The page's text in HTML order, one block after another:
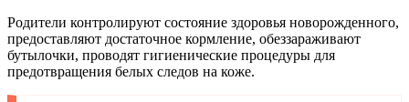
Родители контролируют состояние здоровья новорожденного,
предоставляют достаточное кормление, обеззараживают
бутылочки, проводят гигиенические процедуры для
предотвращения белых следов на коже.